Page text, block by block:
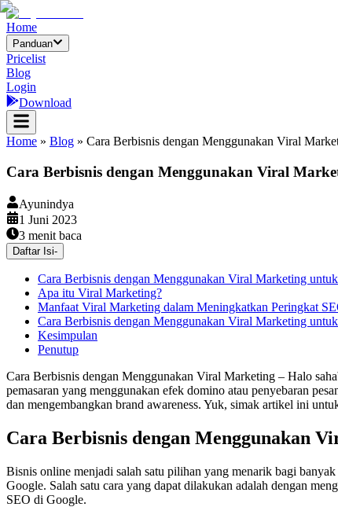
Home
Panduan
Pricelist
Blog
Login
Download
Home » Blog » Cara Berbisnis dengan Menggunakan Viral
Cara Berbisnis dengan Menggunakan Viral
Ayunindya
1 Juni 2023
3 menit baca
Daftar Isi-
Cara Berbisnis dengan Menggunakan Viral Marketing
Apa itu Viral Marketing?
Manfaat Viral Marketing dalam Meningkatkan Peringkat
Cara Berbisnis dengan Menggunakan Viral Marketing
Kesimpulan
Penutup
Cara Berbisnis dengan Menggunakan Viral Marketing – Halo
pemasaran yang menggunakan efek domino atau penyebaran
dan mengembangkan brand awareness. Yuk, simak artikel ini
Cara Berbisnis dengan Menggunakan
Bisnis online menjadi salah satu pilihan yang menarik bagi
Google. Salah satu cara yang dapat dilakukan adalah dengan
SEO di Google.